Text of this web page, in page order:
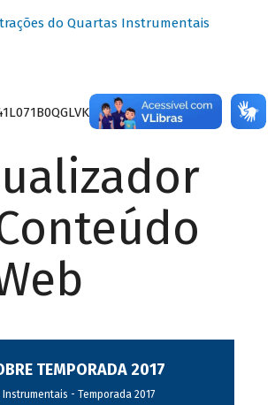
do Quartas Instrumentais
TEMPORADA 2017
- Temporada 2017